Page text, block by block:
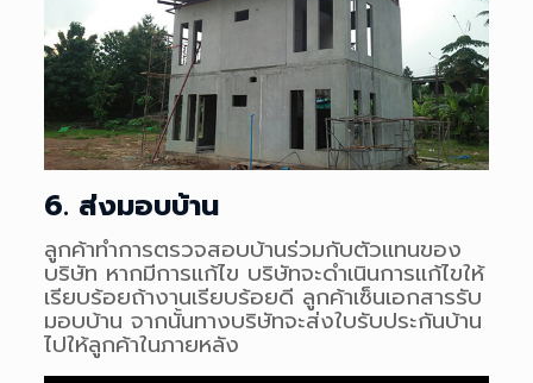
6. ส่งมอบบ้าน
ลูกค้าทำการตรวจสอบบ้านร่วมกับตัวแทนของ
บริษัท หากมีการแก้ไข บริษัทจะดำเนินการแก้ไขให้
เรียบร้อยถ้างานเรียบร้อยดี ลูกค้าเซ็นเอกสารรับ
มอบบ้าน จากนั้นทางบริษัทจะส่งใบรับประกันบ้าน
ไปให้ลูกค้าในภายหลัง